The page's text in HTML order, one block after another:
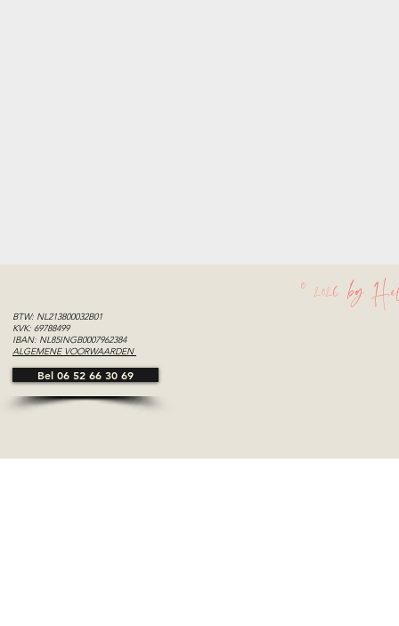
© 2026 by
BTW: NL213800032B01
KVK: 69788499
IBAN: NL85INGB0007962384
ALGEMENE VOORWAARDEN
Bel 06 52 66 30 69